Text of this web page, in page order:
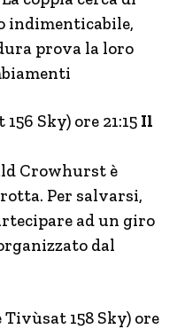
indimenticabile,
prova la loro
Sky) ore 21:15 Il
Crowhurst è
Per salvarsi,
ad un giro
dal
Tivùsat 158 Sky) ore